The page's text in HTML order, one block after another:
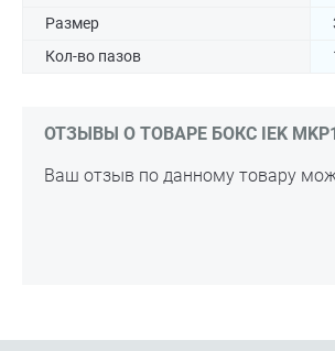
Размер
Кол-во пазов
ОТЗЫВЫ О ТОВАРЕ БОКС IEK
Ваш отзыв по данному товару